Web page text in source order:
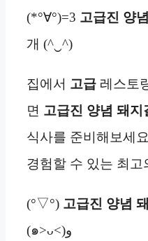
(*°∀°)=3 고급진 양
개 (^‿^)
집에서 고급 레스토
면 고급진 양념 돼지
식사를 준비해보세
경험할 수 있는 최
(°▽°) 고급진 양념
(๑˃ᴗ˂)ﻭ